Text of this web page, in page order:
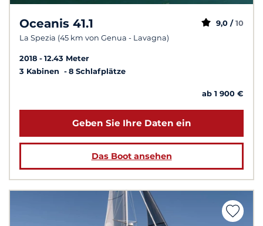
Oceanis 41.1
La Spezia (45 km von Genua - Lavagna)
9,0 / 10
2018
12.43 Meter
3 Kabinen
8 Schlafplätze
ab 1 900 €
Geben Sie Ihre Daten ein
Das Boot ansehen